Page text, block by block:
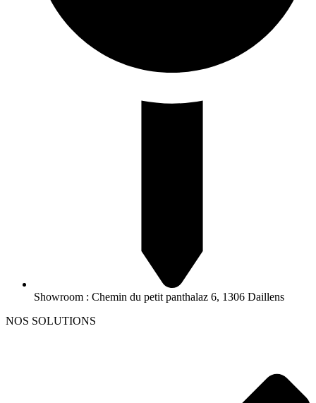
Showroom : Chemin du petit panthalaz 6, 1306 Daillens
NOS SOLUTIONS